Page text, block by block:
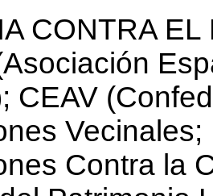
CONTRA
CEAV
Contra la